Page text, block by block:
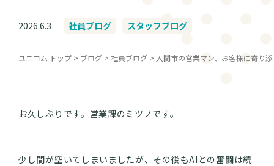
2026.6.3 社員ブログ スタッフブログ
ユニコム トップ > ブログ > 社員ブログ > 入間市の営業マン、お客様に寄り
お久しぶりです。営業課のミツノです。
少し間が空いてしまいましたが、その後もAIとの奮闘は続